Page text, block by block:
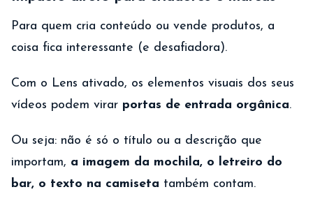
Para quem cria conteúdo ou vende produtos, a
coisa fica interessante (e desafiadora).
Com o Lens ativado, os elementos visuais dos seus
vídeos podem virar portas de entrada orgânica.
Ou seja: não é só o título ou a descrição que
importam, a imagem da mochila, o letreiro do
bar, o texto na camiseta também contam.